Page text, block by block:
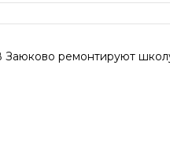
Заюково ремонтируют